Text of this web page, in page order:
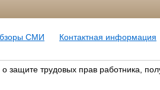
СМИ
Контактная информация
защите трудовых прав работника,